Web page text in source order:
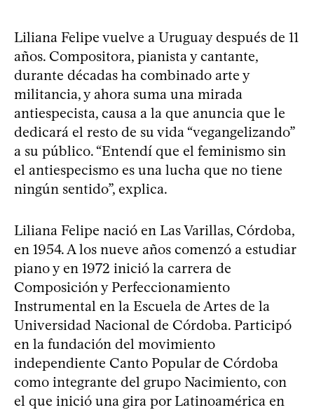
Liliana Felipe vuelve a Uruguay después de 11
años. Compositora, pianista y cantante,
durante décadas ha combinado arte y
militancia, y ahora suma una mirada
antiespecista, causa a la que anuncia que le
dedicará el resto de su vida “vegangelizando”
a su público. “Entendí que el feminismo sin
el antiespecismo es una lucha que no tiene
ningún sentido”, explica.
Liliana Felipe nació en Las Varillas, Córdoba,
en 1954. A los nueve años comenzó a estudiar
piano y en 1972 inició la carrera de
Composición y Perfeccionamiento
Instrumental en la Escuela de Artes de la
Universidad Nacional de Córdoba. Participó
en la fundación del movimiento
independiente Canto Popular de Córdoba
como integrante del grupo Nacimiento, con
el que inició una gira por Latinoamérica en